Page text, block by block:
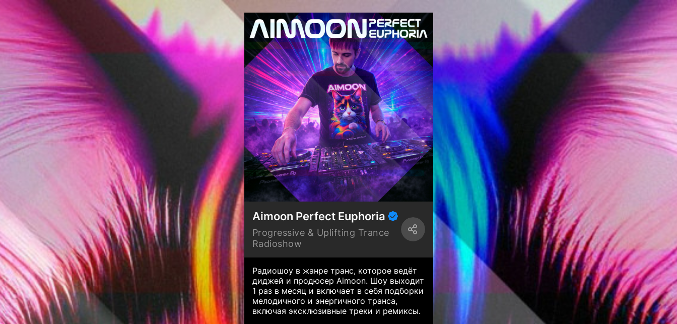
Aimoon Perfect Euphoria
Progressive & Uplifting Trance
Radioshow
Радиошоу в жанре транс, которое ведёт
диджей и продюсер Aimoon. Шоу выходит
1 раз в месяц и включает в себя подборки
мелодичного и энергичного транса,
включая эксклюзивные треки и ремиксы.